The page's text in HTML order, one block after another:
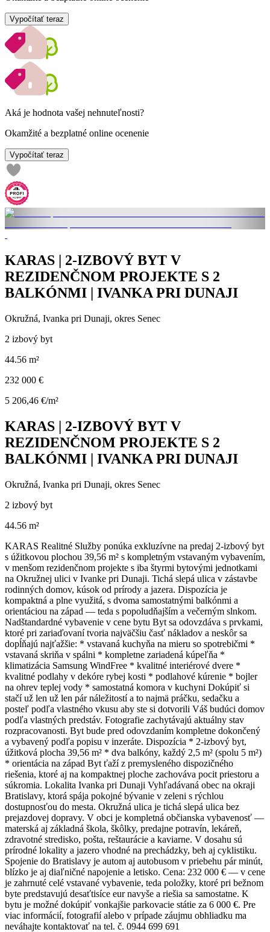
Vypočítať teraz
Aká je hodnota vašej nehnuteľnosti?
Okamžité a bezplatné online ocenenie
Vypočítať teraz
KARAS | 2-IZBOVÝ BYT V
REZIDENČNOM PROJEKTE S 2
BALKÓNMI | IVANKA PRI DUNAJI
Okružná, Ivanka pri Dunaji, okres Senec
2 izbový byt
44.56 m²
232 000 €
5 206,46 €/m²
KARAS | 2-IZBOVÝ BYT V
REZIDENČNOM PROJEKTE S 2
BALKÓNMI | IVANKA PRI DUNAJI
Okružná, Ivanka pri Dunaji, okres Senec
2 izbový byt
44.56 m²
KARAS Realitné Služby ponúka exkluzívne na predaj 2-izbový byt
s úžitkovou plochou 39,56 m² s kompletným vstavaným vybavením,
v menšom rezidenčnom projekte s iba štyrmi bytovými jednotkami
na Okružnej ulici v Ivanke pri Dunaji. Tichá slepá ulica v zástavbe
rodinných domov, kúsok od prírody a jazera. Dispozícia je
kompaktná a plne využitá, s dvoma samostatnými balkónmi a
orientáciou na západ — teda s popoludňajším a večerným slnkom.
Nadštandardné vybavenie v cene bytu Byt sa odovzdáva s prvkami,
ktoré pri zariaďovaní tvoria najväčšiu časť nákladov a neskôr sa
dopĺňajú najťažšie: * vstavaná kuchyňa na mieru so spotrebičmi *
vstavaná skriňa v spálni * kompletne zariadená kúpeľňa *
klimatizácia Samsung WindFree * kvalitné interiérové dvere *
kvalitné podlahy v dekóre rybej kosti * podlahové kúrenie * bojler
na ohrev teplej vody * samostatná komora v kuchyni Dokúpiť si
stačí už len už len pár náležitostí a to najmä práčku, sedačku a
posteľ podľa vlastného vkusu aby ste si dotvorili Váš budúci domov
podľa vlastných predstáv. Fotografie zachytávajú aktuálny stav
rozpracovanosti. Byt bude pred odovzdaním kompletne dokončený
a vybavený podľa popisu v inzeráte. Dispozícia * 2-izbový byt,
úžitková plocha 39,56 m² * dva balkóny, každý 2,5 m² (spolu 5 m²)
* orientácia na západ Byt ťaží z premysleného dispozičného
riešenia, ktoré aj na kompaktnej ploche zachováva pocit priestoru a
súkromia. Lokalita Ivanka pri Dunaji Vyhľadávaná obec na okraji
Bratislavy, ktorá spája pokojné bývanie v zeleni s rýchlou
dostupnosťou do mesta. Okružná ulica je tichá slepá ulica bez
prejazdovej dopravy. V obci je kompletná občianska vybavenosť —
materská aj základná škola, škôlky, predajne potravín, lekáreň,
zdravotné stredisko, pošta, reštaurácie a kaviarne. V dosahu sú
prírodné lokality a jazero vhodné na prechádzky, beh aj cyklistiku.
Spojenie do Bratislavy je autom aj autobusom v priebehu pár minút,
blízko je aj diaľničné napojenie a letisko. Cena: 232 000 € — v cene
je zahrnuté celé vstavané vybavenie, teda položky, ktoré pri bežnom
byte predstavujú desaťtisíce eur navyše a riešia sa samostatne. K
bytu je možné dokúpiť vonkajšie parkovacie státie za 6 000 €. Pre
viac informácií, fotografií alebo v prípade záujmu obhliadku ma
neváhajte kontaktovať na tel. č. 0944 699 691